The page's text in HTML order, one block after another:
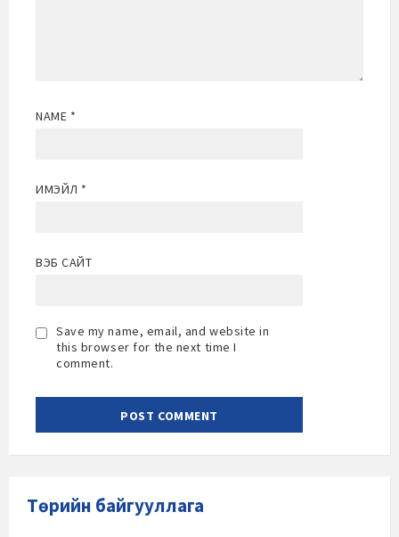
NAME *
ИМЭЙЛ *
ВЭБ САЙТ
Save my name, email, and website in
this browser for the next time I
comment.
Төрийн байгууллага